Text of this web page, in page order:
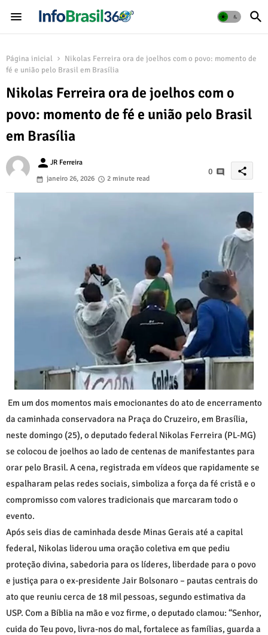
Página inicial
Nikolas Ferreira ora de joelhos com o povo: momento de
fé e união pelo Brasil em Brasília
Nikolas Ferreira ora de joelhos com o
povo: momento de fé e união pelo Brasil
em Brasília
person JR Ferreira
janeiro 26, 2026
2 minute read
0 share
Em um dos momentos mais emocionantes do ato de encerramento
da caminhada conservadora na Praça do Cruzeiro, em Brasília,
neste domingo (25), o deputado federal Nikolas Ferreira (PL-MG)
se colocou de joelhos ao lado de centenas de manifestantes para
orar pelo Brasil. A cena, registrada em vídeos que rapidamente se
espalharam pelas redes sociais, simboliza a força da fé cristã e o
compromisso com valores tradicionais que marcaram todo o
evento.
Após seis dias de caminhada desde Minas Gerais até a capital
federal, Nikolas liderou uma oração coletiva em que pediu
proteção divina, sabedoria para os líderes, liberdade para o povo
e justiça para o ex-presidente Jair Bolsonaro – pautas centrais do
ato que reuniu cerca de 18 mil pessoas, segundo estimativa da
USP. Com a Bíblia na mão e voz firme, o deputado clamou: “Senhor,
cuida do Teu povo, livra-nos do mal, fortalece as famílias, guarda a